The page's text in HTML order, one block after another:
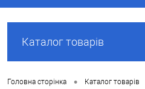
Каталог товарів
Головна сторінка • Каталог товарів